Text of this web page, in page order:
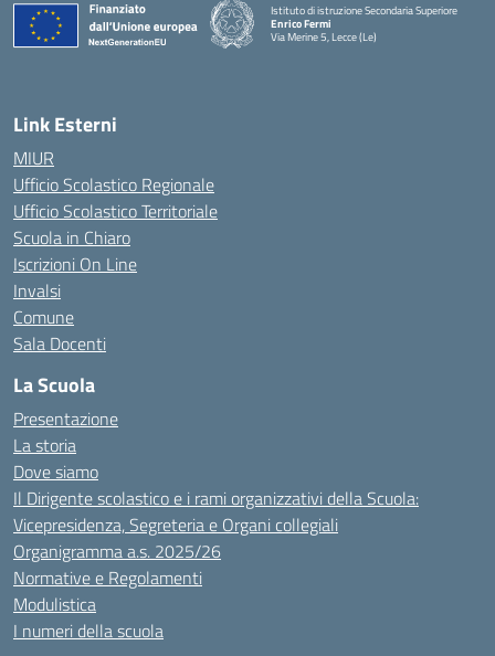
Istituto di istruzione Secondaria Superiore
Enrico Fermi
Via Merine 5, Lecce (Le)
Link Esterni
MIUR
Ufficio Scolastico Regionale
Ufficio Scolastico Territoriale
Scuola in Chiaro
Iscrizioni On Line
Invalsi
Comune
Sala Docenti
La Scuola
Presentazione
La storia
Dove siamo
Il Dirigente scolastico e i rami organizzativi della Scuola:
Vicepresidenza, Segreteria e Organi collegiali
Organigramma a.s. 2025/26
Normative e Regolamenti
Modulistica
I numeri della scuola